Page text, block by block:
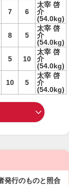
7 6
太宰 啓
介
(54.0kg)
8 5
太宰 啓
介
(54.0kg)
5 10
太宰 啓
介
(54.0kg)
10 5
太宰 啓
介
(54.0kg)
発行のものと照合